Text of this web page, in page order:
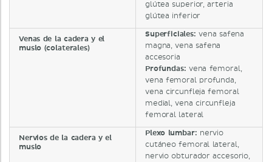
glútea superior, arteria
glútea inferior
Venas de la cadera y el
muslo (colaterales)
Superficiales:vena safena
magna, vena safena
accesoria
Profundas: vena femoral,
vena femoral profunda,
vena circunfleja femoral
medial, vena circunfleja
femoral lateral
Nervios de la cadera y el
muslo
Plexo lumbar: nervio
cutáneo femoral lateral,
nervio obturador accesorio,